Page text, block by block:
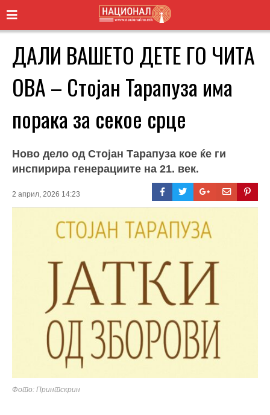
ДАЛИ ВАШЕТО ДЕТЕ ГО ЧИТА
ОВА – Стојан Тарапуза има
порака за секое срце
Ново дело од Стојан Тарапуза кое ќе ги
инспирира генерациите на 21. век.
2 април, 2026 14:23
Фото: Принтскрин